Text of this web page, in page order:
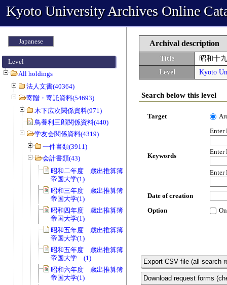
Kyoto University Archives Online
Japanese
Level
All holdings
法人文書(40364)
寄贈・寄託資料(54693)
木下広次関係資料(971)
鳥養利三郎関係資料(440)
学友会関係資料(4319)
一件書類(3911)
会計書類(43)
昭和二年度 歳出推算簿 会費 京都
帝国大学(1)
昭和三年度 歳出推算簿 会費 京都
帝国大学(1)
昭和四年度 歳出推算簿 会費 京都
帝国大学(1)
昭和五年度 歳出推算簿 会費 京都
帝国大学(1)
昭和五年度 歳出推算簿 会費 京都
帝国大学 (1)
昭和六年度 歳出推算簿 会費 京都
帝国大学(1)
Archival description
Title
昭和十
Level
Kyoto
Search below this level
Target
Keywords
Enter
Enter
Enter
Date of creation
Option
Export CSV file (all search
Download request forms